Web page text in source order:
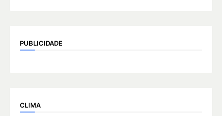
PUBLICIDADE
CLIMA